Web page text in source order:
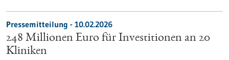
Pressemitteilung - 10.02.2026
248 Millionen Euro für Investitionen an 20
Kliniken